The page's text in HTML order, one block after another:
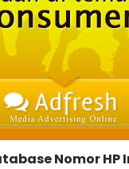
Nomor HP